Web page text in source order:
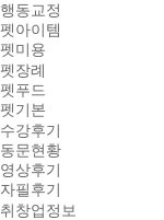
행동교정
펫아이템
펫미용
펫장례
펫푸드
펫기본
수강후기
동문현황
영상후기
자필후기
취창업정보